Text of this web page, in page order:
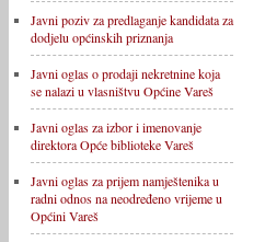
Javni poziv za predlaganje kandidata za
dodjelu općinskih priznanja
Javni oglas o prodaji nekretnine koja
se nalazi u vlasništvu Općine Vareš
Javni oglas za izbor i imenovanje
direktora Opće biblioteke Vareš
Javni oglas za prijem namještenika u
radni odnos na neodređeno vrijeme u
Općini Vareš